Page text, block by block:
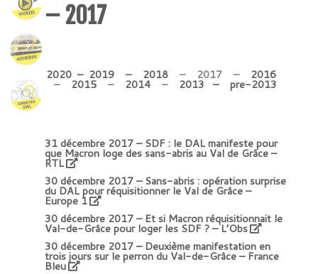
– 2017
2020– 2019– 2018– 2017 – 2016
– 2015– 2014– 2013 – pre-2013
31 décembre 2017 –SDF : le DAL manifeste pour
que Macron loge des sans-abris au Val de Grâce –
RTL
30 décembre 2017 –Sans-abris : opération surprise
du DAL pour réquisitionner le Val de Grâce –
Europe 1
30 décembre 2017 –Et si Macron réquisitionnait le
Val-de-Grâce pour loger les SDF ? – L’Obs
30 décembre 2017 –Deuxième manifestation en
trois jours sur le perron du Val-de-Grâce – France
Bleu